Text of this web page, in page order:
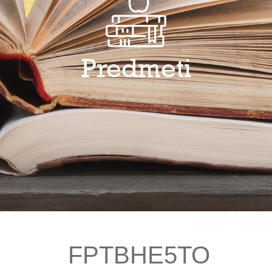
Predmeti
FPTBHE5TO